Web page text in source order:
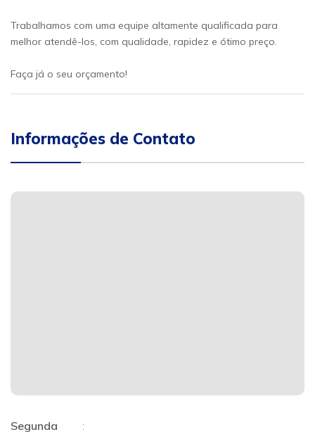
Trabalhamos com uma equipe altamente qualificada para
melhor atendê-los, com qualidade, rapidez e ótimo preço.
Faça já o seu orçamento!
Informações de Contato
Segunda
: